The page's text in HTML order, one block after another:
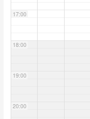
17:00
18:00
19:00
20:00